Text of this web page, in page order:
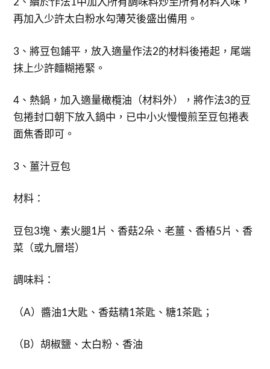
再加入少許太白粉水勾薄芡後盛出備用。
3、將豆包鋪平，放入適量作法2的材料後捲起，尾端
抹上少許麵糊捲緊。
4、熱鍋，加入適量橄欖油（材料外），將作法3的豆
包捲封口朝下放入鍋中，已中小火慢慢煎至豆包捲表
面焦香即可。
3、薑汁豆包
材料：
豆包3塊、素火腿1片、香菇2朵、老薑、香樁5片、香
菜（或九層塔）
調味料：
（A）醬油1大匙、香菇精1茶匙、糖1茶匙；
（B）胡椒鹽、太白粉、香油